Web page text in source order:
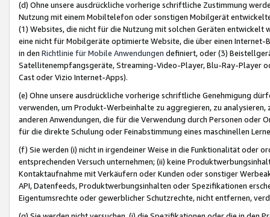
(d) Ohne unsere ausdrückliche vorherige schriftliche Zustimmung
Nutzung mit einem Mobiltelefon oder sonstigen Mobilgerät
(1) Websites, die nicht für die Nutzung mit solchen Geräten
eine nicht für Mobilgeräte optimierte Website, die über einen
in den Richtlinie für Mobile Anwendungen definiert, oder (3)
Satellitenempfangsgeräte, Streaming-Video-Player, Blu-Ray-Player
Cast oder Vizio Internet-Apps).
(e) Ohne unsere ausdrückliche vorherige schriftliche Genehmigung
verwenden, um Produkt-Werbeinhalte zu aggregieren, zu
anderen Anwendungen, die für die Verwendung durch Personen
für die direkte Schulung oder Feinabstimmung eines maschinellen
(f) Sie werden (i) nicht in irgendeiner Weise in die Funktionalität oder
entsprechenden Versuch unternehmen; (ii) keine
Kontaktaufnahme mit Verkäufern oder Kunden oder sonstiger
API, Datenfeeds, Produktwerbungsinhalten oder Spezifikationen
Eigentumsrechte oder gewerblicher Schutzrechte, nicht entfernen,